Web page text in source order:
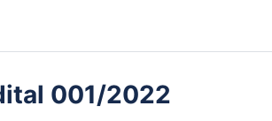
001/2022